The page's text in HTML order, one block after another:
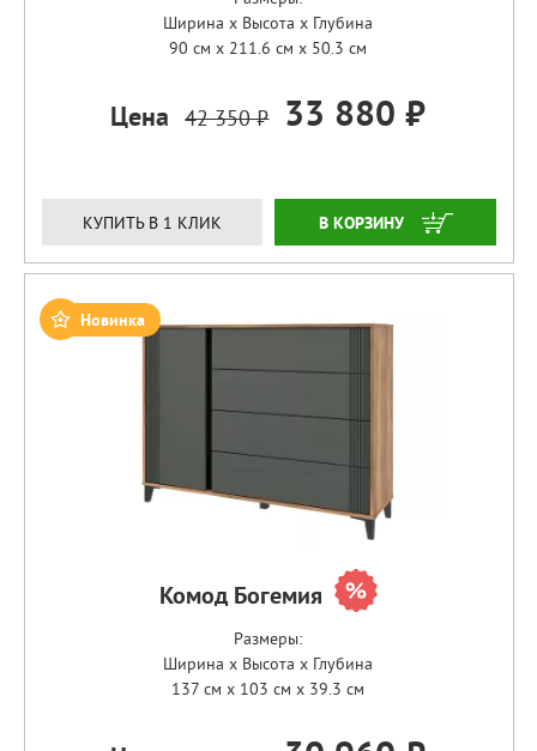
Ширина x Высота x Глубина
90 см x 211.6 см x 50.3 см
Цена 42 350 ₽ 33 880 ₽
КУПИТЬ В 1 КЛИК ЗАКАЗАТЬ
Новинка
Комод Богемия
Размеры:
Ширина x Высота x Глубина
137 см x 103 см x 39.3 см